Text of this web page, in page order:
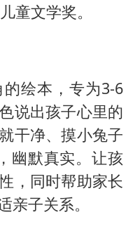
童文学奖。
绘本，专为3-6
说出孩子心里的
干净、摸小兔子
幽默真实。让孩
，同时帮助家长
亲子关系。